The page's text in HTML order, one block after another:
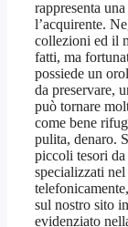
rappresenta
l’acquirente.
collezioni ed il
fatti, ma
possiede un
da preservare,
può tornare
come bene
pulita, denaro.
piccoli tesori
specializzati nel
sul nostro sito
evidenziato